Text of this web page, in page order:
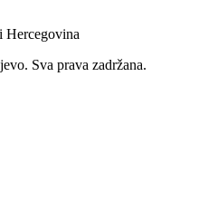
Sva prava zadržana.